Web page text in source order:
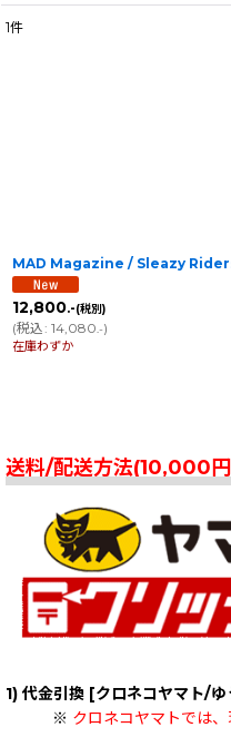
1件
MAD Magazine / Sleazy Riders
12,800.-(税別)
(税込: 14,080.-)
在庫わずか
送料/配送方法(10,000
1) 代金引換 [クロネコヤマト/ゆ
※ クロネコヤマトでは